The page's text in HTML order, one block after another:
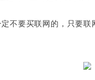
不要买联网的，只要